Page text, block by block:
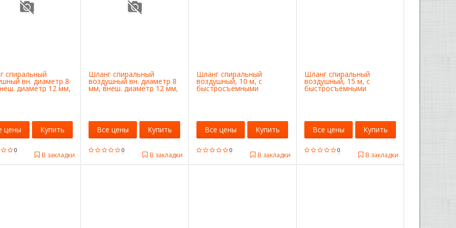
спиральный
вн. диаметр 8
диаметр 12 мм,
м. JTC /1
0
В закладки
цены Купить
Шланг спиральный
воздушный вн. диаметр 8
мм, внеш. диаметр 12 мм,
разъемы 1/4 (внешняя
0
В закладки
Все цены Купить
Шланг спиральный
воздушный, 10 м, с
быстросъемными
соединениями Matrix
0
В закладки
Все цены Купить
Шланг спиральный
воздушный, 15 м, с
быстросъемными
соединениями Matrix
0
В закладки
Все цены Купить